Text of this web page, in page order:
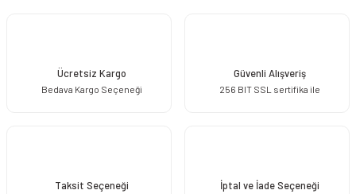
Ücretsiz Kargo
Bedava Kargo Seçeneği
Güvenli Alışveriş
256 BIT SSL sertifika ile
Taksit Seçeneği İptal ve İade Seçeneği